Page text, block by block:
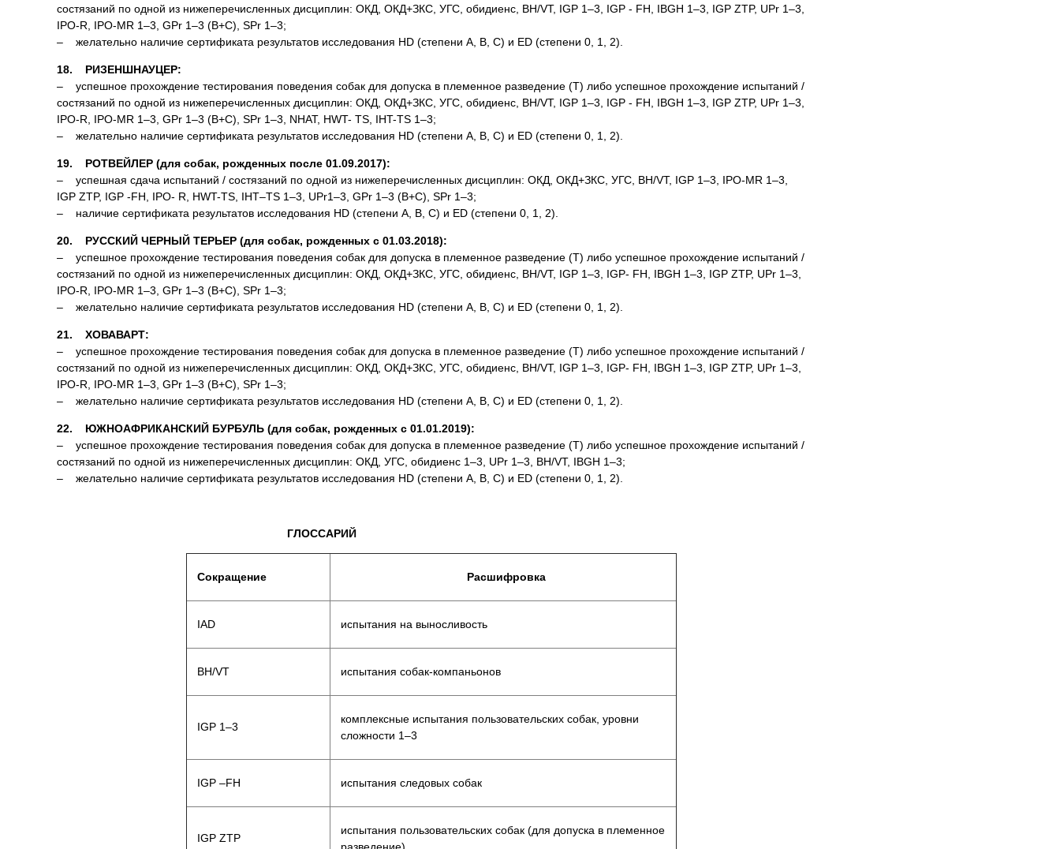
состязаний по одной из нижеперечисленных дисциплин: ОКД, ОКД+ЗКС, УГС, обидиенс, BH/VT, IGP 1–3, IGP - FH, IBGH 1–3, IGP ZTP, UPr 1–3,
IPO-R, IPO-MR 1–3, GPr 1–3 (B+C), SPr 1–3;
– желательно наличие сертификата результатов исследования HD (степени A, B, C) и ED (степени 0, 1, 2).
18. РИЗЕНШНАУЦЕР:
– успешное прохождение тестирования поведения собак для допуска в племенное разведение (Т) либо успешное прохождение испытаний /
состязаний по одной из нижеперечисленных дисциплин: ОКД, ОКД+ЗКС, УГС, обидиенс, BH/VT, IGP 1–3, IGP - FH, IBGH 1–3, IGP ZTP, UPr 1–3,
IPO-R, IPO-MR 1–3, GPr 1–3 (B+C), SPr 1–3, NHAT, HWT- TS, IHT-TS 1–3;
– желательно наличие сертификата результатов исследования HD (степени A, B, C) и ED (степени 0, 1, 2).
19. РОТВЕЙЛЕР (для собак, рожденных после 01.09.2017):
– успешная сдача испытаний / состязаний по одной из нижеперечисленных дисциплин: ОКД, ОКД+ЗКС, УГС, BH/VT, IGP 1–3, IPO-MR 1–3,
IGP ZTP, IGP -FH, IPO- R, HWT-TS, IHT–TS 1–3, UPr1–3, GPr 1–3 (B+C), SPr 1–3;
– наличие сертификата результатов исследования HD (степени A, B, C) и ED (степени 0, 1, 2).
20. РУССКИЙ ЧЕРНЫЙ ТЕРЬЕР (для собак, рожденных с 01.03.2018):
– успешное прохождение тестирования поведения собак для допуска в племенное разведение (Т) либо успешное прохождение испытаний /
состязаний по одной из нижеперечисленных дисциплин: ОКД, ОКД+ЗКС, УГС, обидиенс, BH/VT, IGP 1–3, IGP- FH, IBGH 1–3, IGP ZTP, UPr 1–3,
IPO-R, IPO-MR 1–3, GPr 1–3 (B+C), SPr 1–3;
– желательно наличие сертификата результатов исследования HD (степени A, B, C) и ED (степени 0, 1, 2).
21. ХОВАВАРТ:
– успешное прохождение тестирования поведения собак для допуска в племенное разведение (Т) либо успешное прохождение испытаний /
состязаний по одной из нижеперечисленных дисциплин: ОКД, ОКД+ЗКС, УГС, обидиенс, BH/VT, IGP 1–3, IGP- FH, IBGH 1–3, IGP ZTP, UPr 1–3,
IPO-R, IPO-MR 1–3, GPr 1–3 (B+C), SPr 1–3;
– желательно наличие сертификата результатов исследования HD (степени A, B, C) и ED (степени 0, 1, 2).
22. ЮЖНОАФРИКАНСКИЙ БУРБУЛЬ (для собак, рожденных с 01.01.2019):
– успешное прохождение тестирования поведения собак для допуска в племенное разведение (Т) либо успешное прохождение испытаний /
состязаний по одной из нижеперечисленных дисциплин: ОКД, УГС, обидиенс 1–3, UPr 1–3, BH/VT, IBGH 1–3;
– желательно наличие сертификата результатов исследования HD (степени A, B, C) и ED (степени 0, 1, 2).
ГЛОССАРИЙ
Сокращение Расшифровка
IAD испытания на выносливость
BH/VT испытания собак-компаньонов
IGP 1–3
комплексные испытания пользовательских собак, уровни
сложности 1–3
IGP –FH испытания следовых собак
IGP ZTP
испытания пользовательских собак (для допуска в племенное